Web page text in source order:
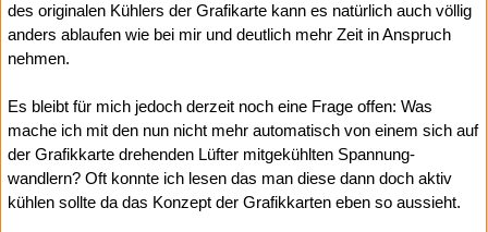
des originalen Kühlers der Grafikarte kann es natürlich auch völlig
anders ablaufen wie bei mir und deutlich mehr Zeit in Anspruch
nehmen.
Es bleibt für mich jedoch derzeit noch eine Frage offen: Was
mache ich mit den nun nicht mehr automatisch von einem sich auf
der Grafikkarte drehenden Lüfter mitgekühlten Spannung­
wandlern? Oft konnte ich lesen das man diese dann doch aktiv
kühlen sollte da das Konzept der Grafikkarten eben so aussieht.